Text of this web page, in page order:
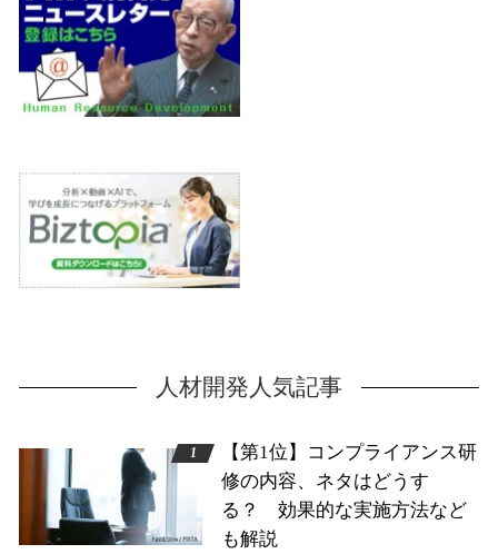
人材開発人気記事
【第1位】コンプライアンス研
修の内容、ネタはどうす
る？ 効果的な実施方法など
も解説